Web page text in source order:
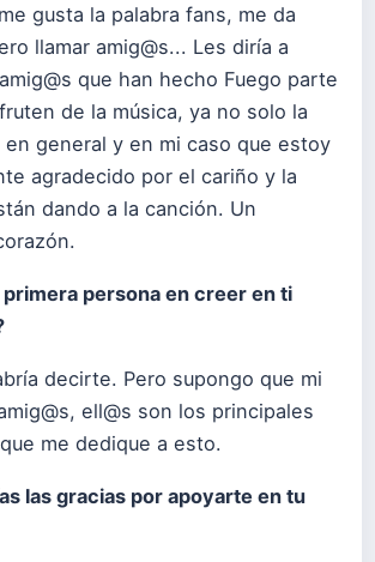
gusta la palabra fans, me da
llamar amig@s... Les diría a
que han hecho Fuego parte
de la música, ya no solo la
en general y en mi caso que estoy
agradecido por el cariño y la
dando a la canción. Un
primera persona en creer en ti
decirte. Pero supongo que mi
ell@s son los principales
me dedique a esto.
las gracias por apoyarte en tu